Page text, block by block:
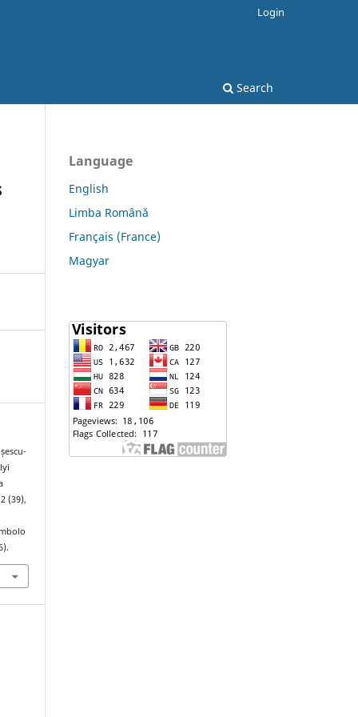
Search
Login
(39),
Language
English
Limba Română
Français (France)
Magyar